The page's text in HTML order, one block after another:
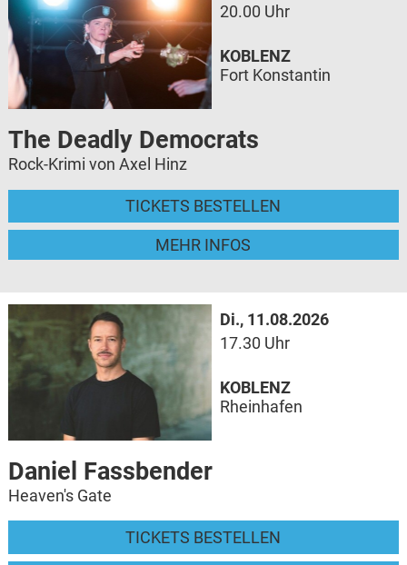
20.00 Uhr
The Deadly Democrats
Rock-Krimi von Axel Hinz
TICKETS BESTELLEN
MEHR INFOS
KOBLENZ
Fort Konstantin
Di., 11.08.2026
17.30 Uhr
Daniel Fassbender
Heaven's Gate
TICKETS BESTELLEN
KOBLENZ
Rheinhafen